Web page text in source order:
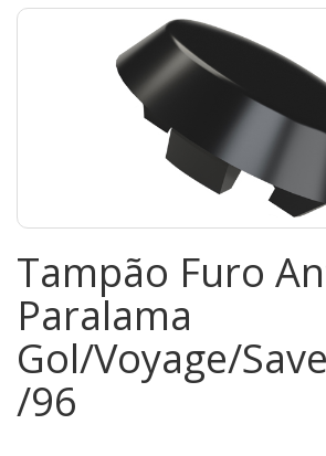
Tampão Furo
Paralama
Gol/Voyage/
/96